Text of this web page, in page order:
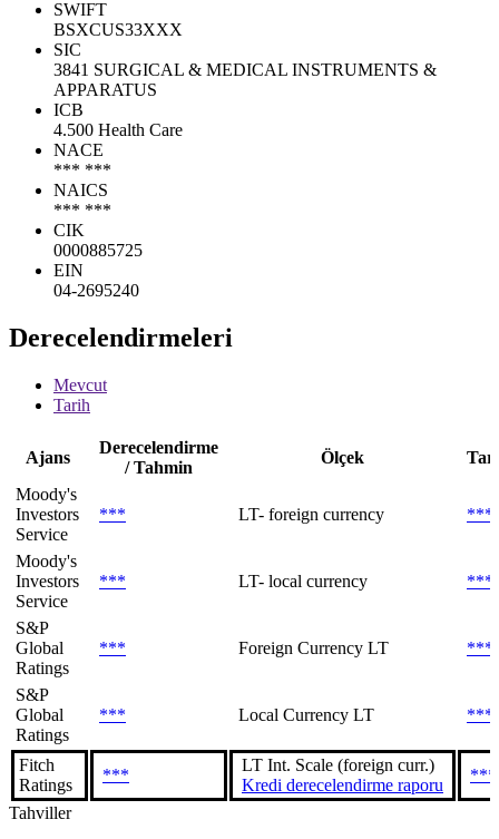
SWIFT
BSXCUS33XXX
SIC
3841 SURGICAL & MEDICAL INSTRUMENTS &
APPARATUS
ICB
4.500 Health Care
NACE
*** ***
NAICS
*** ***
CIK
0000885725
EIN
04-2695240
Derecelendirmeleri
Mevcut
Tarih
Ajans
Derecelendirme
/ Tahmin
Ölçek
Moody's
Investors
Service
*** LT- foreign currency ***
Moody's
Investors
Service
*** LT- local currency ***
S&P
Global
Ratings
*** Foreign Currency LT ***
S&P
Global
Ratings
*** Local Currency LT ***
Fitch
Ratings
***
LT Int. Scale (foreign curr.)
Kredi derecelendirme raporu
***
Tahviller